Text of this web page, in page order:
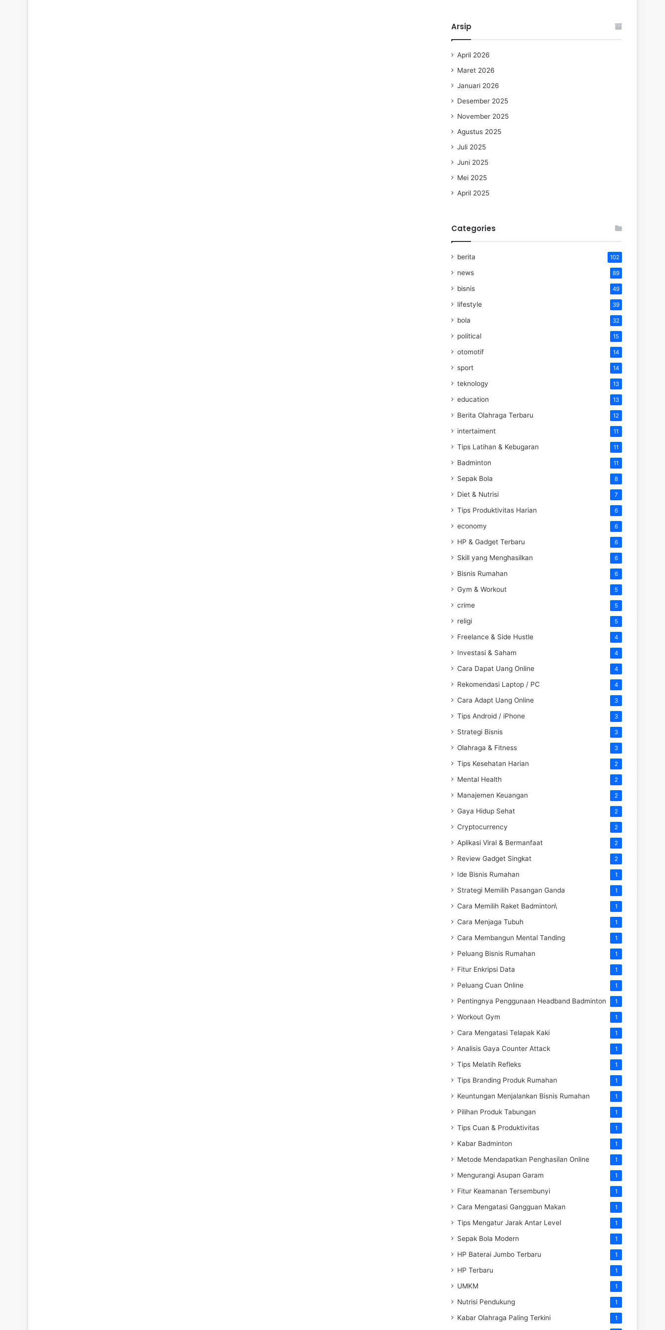
Arsip
April 2026
Maret 2026
Januari 2026
Desember 2025
November 2025
Agustus 2025
Juli 2025
Juni 2025
Mei 2025
April 2025
Categories
berita 102
news 89
bisnis 49
lifestyle 39
bola 32
political 15
otomotif 14
sport 14
teknology 13
education 13
Berita Olahraga Terbaru 12
intertaiment 11
Tips Latihan & Kebugaran 11
Badminton 11
Sepak Bola 8
Diet & Nutrisi 7
Tips Produktivitas Harian 6
economy 6
HP & Gadget Terbaru 6
Skill yang Menghasilkan 6
Bisnis Rumahan 6
Gym & Workout 5
crime 5
religi 5
Freelance & Side Hustle 4
Investasi & Saham 4
Cara Dapat Uang Online 4
Rekomendasi Laptop / PC 4
Cara Adapt Uang Online 3
Tips Android / iPhone 3
Strategi Bisnis 3
Olahraga & Fitness 3
Tips Kesehatan Harian 2
Mental Health 2
Manajemen Keuangan 2
Gaya Hidup Sehat 2
Cryptocurrency 2
Aplikasi Viral & Bermanfaat 2
Review Gadget Singkat 2
Ide Bisnis Rumahan 1
Strategi Memilih Pasangan Ganda 1
Cara Memilih Raket Badminton\ 1
Cara Menjaga Tubuh 1
Cara Membangun Mental Tanding 1
Peluang Bisnis Rumahan 1
Fitur Enkripsi Data 1
Peluang Cuan Online 1
Pentingnya Penggunaan Headband Badminton 1
Workout Gym 1
Cara Mengatasi Telapak Kaki 1
Analisis Gaya Counter Attack 1
Tips Melatih Refleks 1
Tips Branding Produk Rumahan 1
Keuntungan Menjalankan Bisnis Rumahan 1
Pilihan Produk Tabungan 1
Tips Cuan & Produktivitas 1
Kabar Badminton 1
Metode Mendapatkan Penghasilan Online 1
Mengurangi Asupan Garam 1
Fitur Keamanan Tersembunyi 1
Cara Mengatasi Gangguan Makan 1
Tips Mengatur Jarak Antar Level 1
Sepak Bola Modern 1
HP Baterai Jumbo Terbaru 1
HP Terbaru 1
UMKM 1
Nutrisi Pendukung 1
Kabar Olahraga Paling Terkini 1